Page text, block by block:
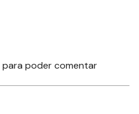
para poder comentar